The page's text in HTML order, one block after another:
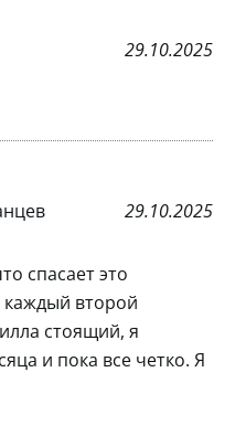
29.10.2025
29.10.2025
спасает это
каждый второй
стоящий, я
и пока все четко. Я